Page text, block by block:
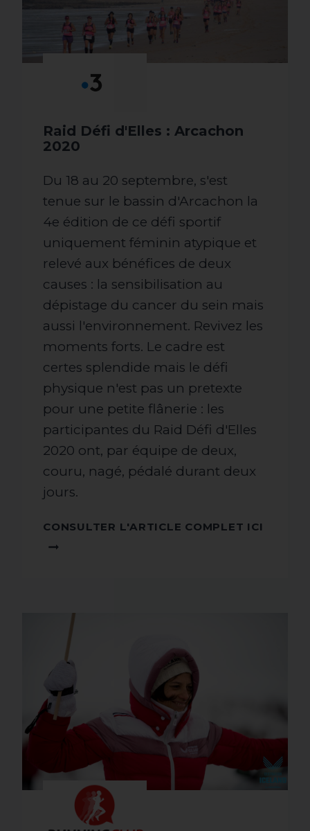
Raid Défi d'Elles : Arcachon
2020
Du 18 au 20 septembre, s'est
tenue sur le bassin d'Arcachon la
4e édition de ce défi sportif
uniquement féminin atypique et
relevé aux bénéfices de deux
causes : la sensibilisation au
dépistage du cancer du sein mais
aussi l'environnement. Revivez les
moments forts. Le cadre est
certes splendide mais le défi
physique n'est pas un pretexte
pour une petite flânerie : les
participantes du Raid Défi d'Elles
2020 ont, par équipe de deux,
couru, nagé, pédalé durant deux
jours.
CONSULTER L'ARTICLE COMPLET ICI